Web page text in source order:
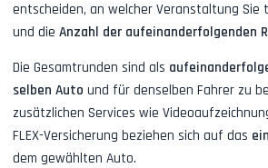
entscheiden, an welcher Veranstaltung Sie
und die Anzahl der aufeinanderfolgenden
Die Gesamtrunden sind als
selben Auto und für denselben Fahrer zu
zusätzlichen Services wie
FLEX-Versicherung beziehen sich auf das
dem gewählten Auto.